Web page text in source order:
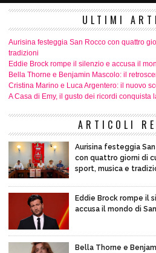
ULTIMI
Aurisina festeggia San Rocco con quattro
tradizioni
Eddie Brock rompe il silenzio e accusa il
Bella Thorne e Benjamin Mascolo: il
Cristina Marino e Luca Argentero: il nuovo
A Casa di Emy, il gusto dei ricordi conquista
ARTICOLI
Aurisina festeggia
con quattro giorni di
sport, musica e
Eddie Brock rompe il
accusa il mondo di
Bella Thorne e